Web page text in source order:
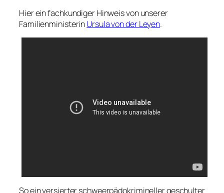
Hier ein fachkundiger Hinweis von unserer
FamilienministerinUrsula von der Leyen.
So ein versierter schweerpädokrimineller geschulter